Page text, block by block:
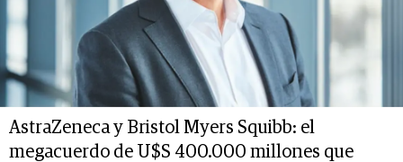
AstraZeneca y Bristol Myers Squibb: el
megacuerdo de U$S 400.000 millones que